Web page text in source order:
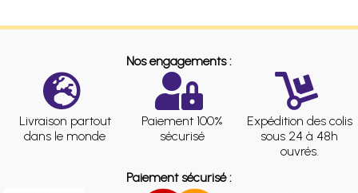
Nos engagements :
Livraison partout
dans le monde
Paiement 100%
sécurisé
Expédition des colis
sous 24 à 48h
ouvrés.
Paiement sécurisé :